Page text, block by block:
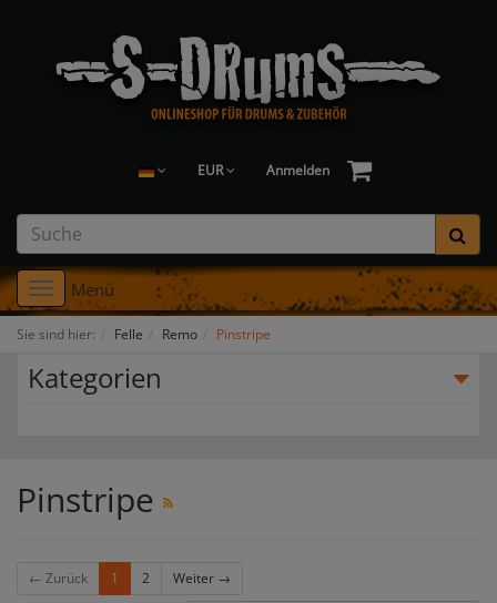
EUR Anmelden
Toggle
navigation
Menü
Sie sind hier: Felle Remo Pinstripe
Kategorien
Pinstripe
← Zurück 1 2 Weiter →